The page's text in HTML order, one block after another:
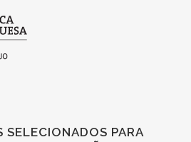
SELECIONADOS PARA